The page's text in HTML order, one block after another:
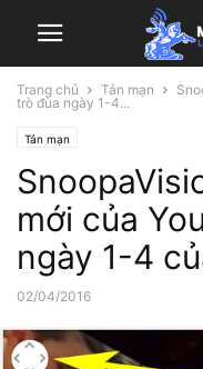
Trang chủ Tản mạn
trò đùa ngày 1-4...
Tản mạn
mới của
ngày 1-4
02/04/2016